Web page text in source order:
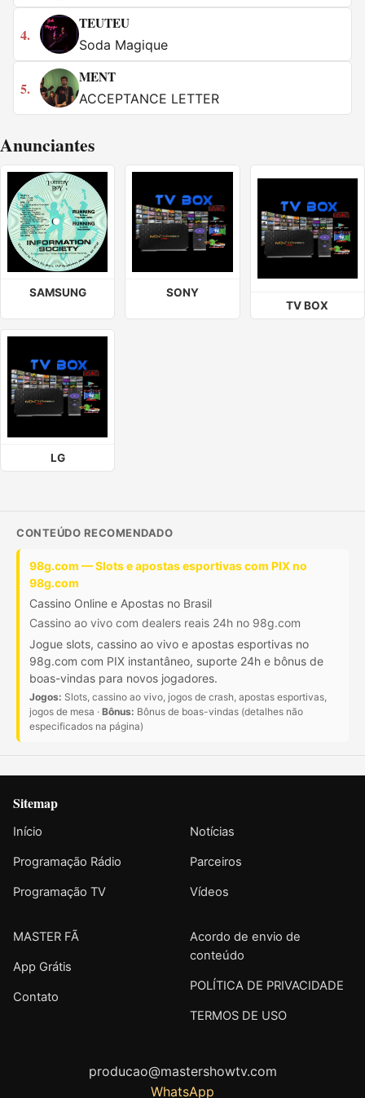
4.
TEUTEU
Soda Magique
5.
MENT
ACCEPTANCE LETTER
Anunciantes
SAMSUNG
SONY
TV BOX
LG
CONTEÚDO RECOMENDADO
98g.com — Slots e apostas esportivas com PIX no
98g.com
Cassino Online e Apostas no Brasil
Cassino ao vivo com dealers reais 24h no 98g.com
Jogue slots, cassino ao vivo e apostas esportivas no
98g.com com PIX instantâneo, suporte 24h e bônus de
boas-vindas para novos jogadores.
Jogos: Slots, cassino ao vivo, jogos de crash, apostas esportivas,
jogos de mesa · Bônus: Bônus de boas-vindas (detalhes não
especificados na página)
Sitemap
Início
Programação Rádio
Programação TV
Notícias
Parceiros
Vídeos
MASTER FÃ
App Grátis
Contato
Acordo de envio de
conteúdo
POLÍTICA DE PRIVACIDADE
TERMOS DE USO
producao@mastershowtv.com
WhatsApp